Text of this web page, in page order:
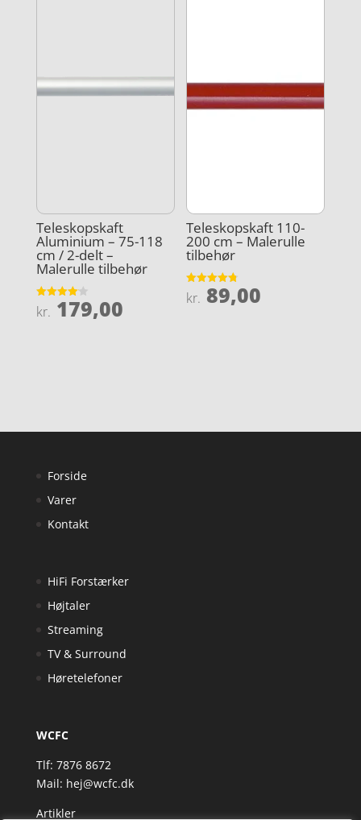
Teleskopskaft
Aluminium – 75-118
cm / 2-delt –
Malerulle tilbehør
Vurderet
4.1
kr. 179,00
Teleskopskaft 110-
200 cm – Malerulle
tilbehør
Vurderet
4.8
kr. 89,00
Forside
Varer
Kontakt
HiFi Forstærker
Højtaler
Streaming
TV & Surround
Høretelefoner
WCFC
Tlf: 7876 8672
Mail: hej@wcfc.dk
Artikler